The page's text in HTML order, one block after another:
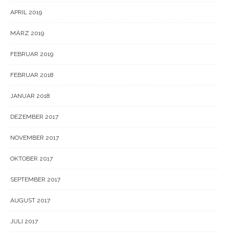
APRIL 2019
MÄRZ 2019
FEBRUAR 2019
FEBRUAR 2018
JANUAR 2018
DEZEMBER 2017
NOVEMBER 2017
OKTOBER 2017
SEPTEMBER 2017
AUGUST 2017
JULI 2017